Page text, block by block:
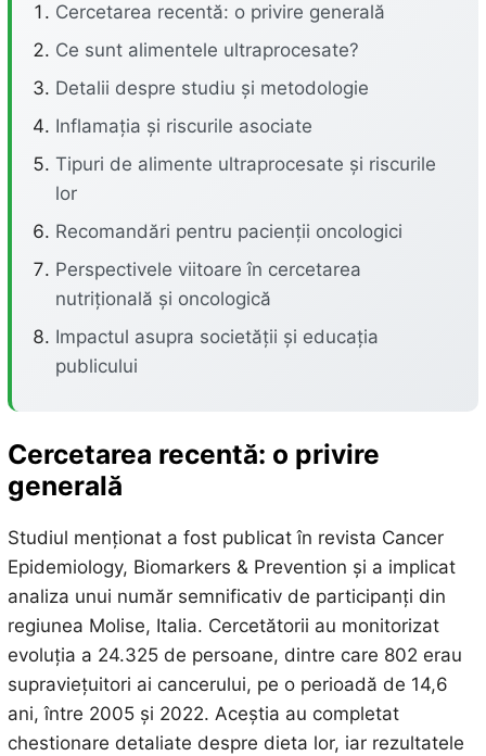
Cercetarea recentă: o privire generală
Ce sunt alimentele ultraprocesate?
Detalii despre studiu și metodologie
Inflamația și riscurile asociate
Tipuri de alimente ultraprocesate și riscurile
lor
Recomandări pentru pacienții oncologici
Perspectivele viitoare în cercetarea
nutrițională și oncologică
Impactul asupra societății și educația
publicului
Cercetarea recentă: o privire
generală
Studiul menționat a fost publicat în revista Cancer
Epidemiology, Biomarkers & Prevention și a implicat
analiza unui număr semnificativ de participanți din
regiunea Molise, Italia. Cercetătorii au monitorizat
evoluția a 24.325 de persoane, dintre care 802 erau
supraviețuitori ai cancerului, pe o perioadă de 14,6
ani, între 2005 și 2022. Aceștia au completat
chestionare detaliate despre dieta lor, iar rezultatele